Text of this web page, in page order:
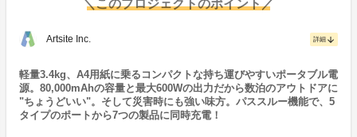
＼このプロジェクトのポイント／
Artsite Inc. 詳細 arrow_downward
軽量3.4kg、A4用紙に乗るコンパクトな持ち運びやすいポータブル電
源。80,000mAhの容量と最大600Wの出力だから数泊のアウトドアに
"ちょうどいい"。そして災害時にも強い味方。パススルー機能で、5
タイプのポートから7つの製品に同時充電！